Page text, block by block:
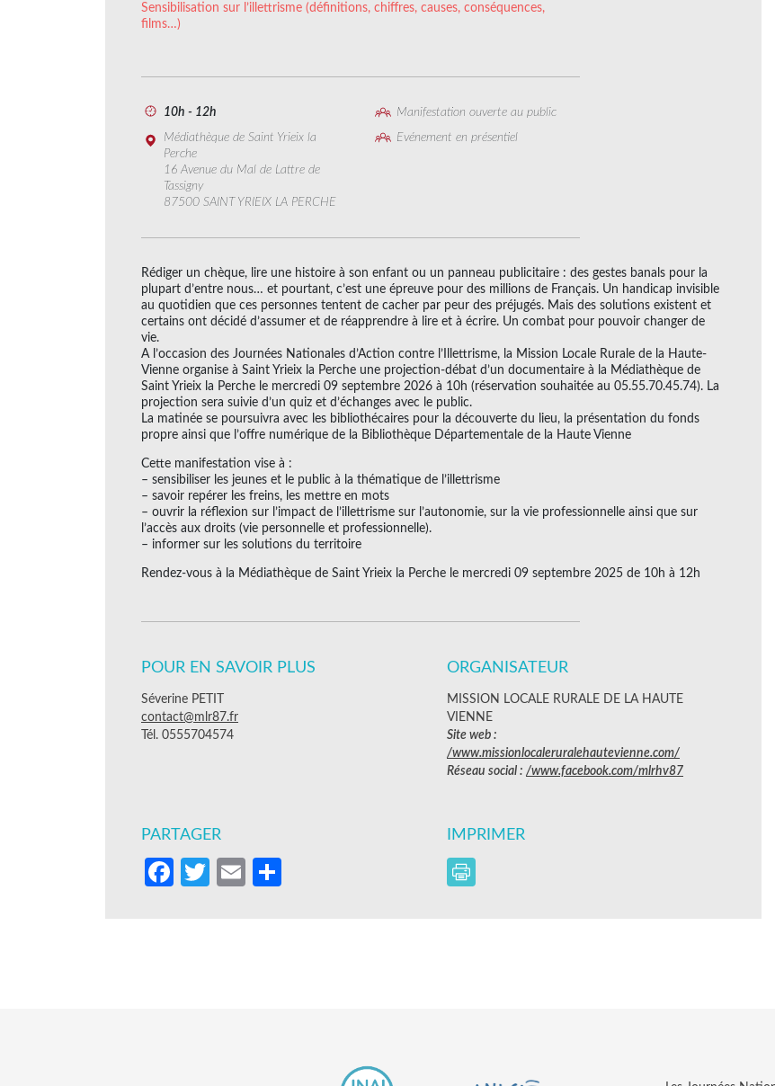
Sensibilisation sur l’illettrisme (définitions, chiffres, causes, conséquences,
films…)
10h - 12h
Manifestation ouverte au public
Médiathèque de Saint Yrieix la
Perche
16 Avenue du Mal de Lattre de
Tassigny
87500 SAINT YRIEIX LA PERCHE
Evénement en présentiel
Rédiger un chèque, lire une histoire à son enfant ou un panneau publicitaire : des gestes banals pour la
plupart d’entre nous… et pourtant, c’est une épreuve pour des millions de Français. Un handicap invisible
au quotidien que ces personnes tentent de cacher par peur des préjugés. Mais des solutions existent et
certains ont décidé d’assumer et de réapprendre à lire et à écrire. Un combat pour pouvoir changer de
vie.
A l’occasion des Journées Nationales d’Action contre l’Illettrisme, la Mission Locale Rurale de la Haute-
Vienne organise à Saint Yrieix la Perche une projection-débat d’un documentaire à la Médiathèque de
Saint Yrieix la Perche le mercredi 09 septembre 2026 à 10h (réservation souhaitée au 05.55.70.45.74). La
projection sera suivie d’un quiz et d’échanges avec le public.
La matinée se poursuivra avec les bibliothécaires pour la découverte du lieu, la présentation du fonds
propre ainsi que l’offre numérique de la Bibliothèque Départementale de la Haute Vienne
Cette manifestation vise à :
– sensibiliser les jeunes et le public à la thématique de l’illettrisme
– savoir repérer les freins, les mettre en mots
– ouvrir la réflexion sur l’impact de l’illettrisme sur l’autonomie, sur la vie professionnelle ainsi que sur
l’accès aux droits (vie personnelle et professionnelle).
– informer sur les solutions du territoire
Rendez-vous à la Médiathèque de Saint Yrieix la Perche le mercredi 09 septembre 2025 de 10h à 12h
POUR EN SAVOIR PLUS
Séverine PETIT
contact@mlr87.fr
Tél. 0555704574
ORGANISATEUR
MISSION LOCALE RURALE DE LA HAUTE
VIENNE
Site web :
/www.missionlocaleruralehautevienne.com/
Réseau social : /www.facebook.com/mlrhv87
PARTAGER
Facebook
Twitter
Email
IMPRIMER